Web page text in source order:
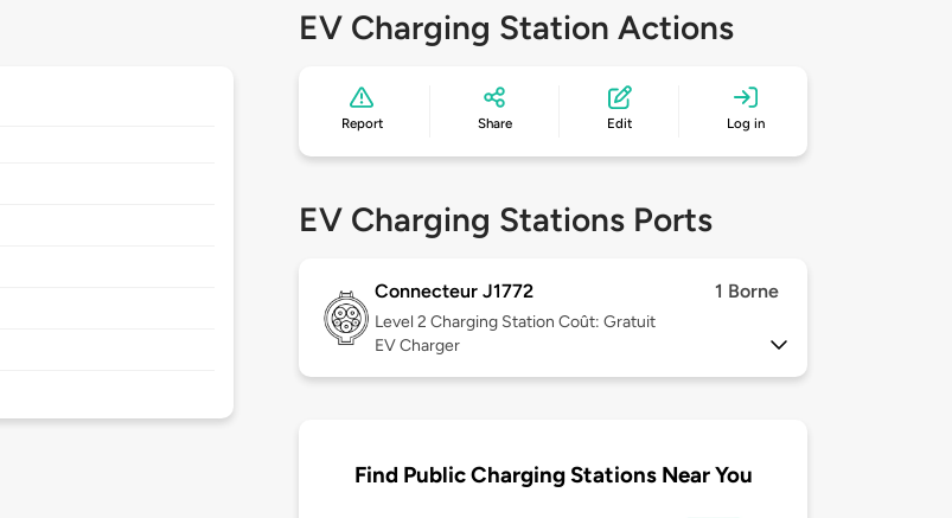
EV Charging Station Actions
Report Share Edit Log in
EV Charging Stations Ports
Connecteur J1772 1 Borne
Level 2 Charging Station Coût: Gratuit
EV Charger
Find Public Charging Stations Near You